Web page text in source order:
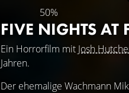
50%
FIVE NIGHTS AT
Ein Horrorfilm mit Josh
Jahren.
Der ehemalige Wachmann